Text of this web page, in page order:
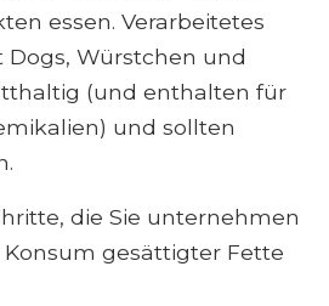
essen. Verarbeitetes
Dogs, Würstchen und
(und enthalten für
und sollten
die Sie unternehmen
gesättigter Fette